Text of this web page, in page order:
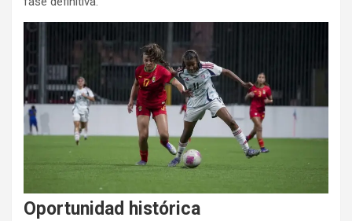
Oportunidad histórica